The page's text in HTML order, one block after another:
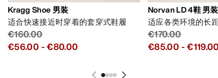
Kragg Shoe 男装
适合快速接近时穿着的套穿式鞋履
€160.00
€56.00 -€80.00
Norvan LD 4鞋 男装
适应各类环境的长
€170.00
€85.00 -